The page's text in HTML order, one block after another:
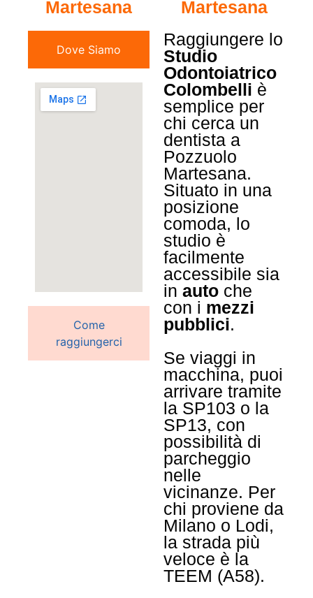
Martesana
Dove Siamo
Come
raggiungerci
Martesana
Raggiungere lo
Studio
Odontoiatrico
Colombelli è
semplice per
chi cerca un
dentista a
Pozzuolo
Martesana.
Situato in una
posizione
comoda, lo
studio è
facilmente
accessibile sia
in auto che
con i mezzi
pubblici.
Se viaggi in
macchina, puoi
arrivare tramite
la SP103 o la
SP13, con
possibilità di
parcheggio
nelle
vicinanze. Per
chi proviene da
Milano o Lodi,
la strada più
veloce è la
TEEM (A58).